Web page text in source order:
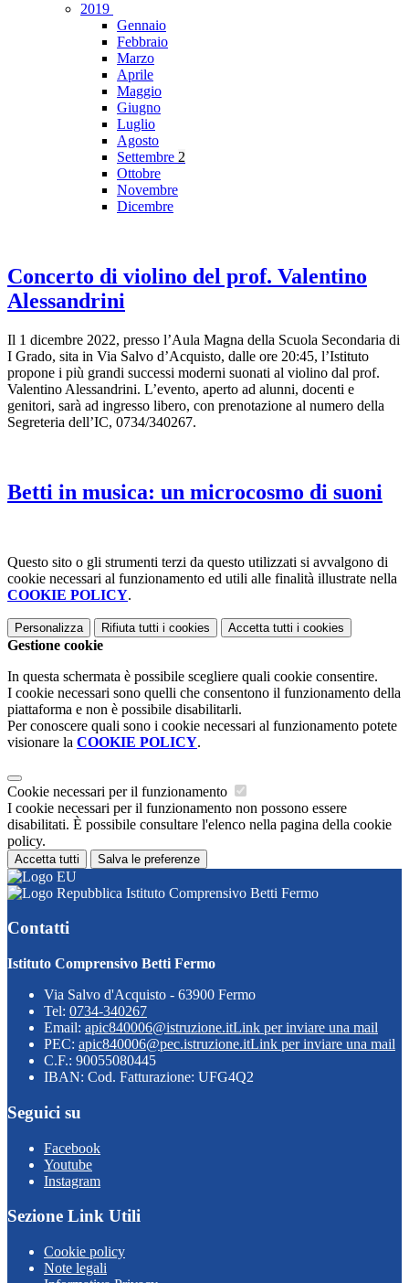
2019
Gennaio
Febbraio
Marzo
Aprile
Maggio
Giugno
Luglio
Agosto
Settembre 2
Ottobre
Novembre
Dicembre
Concerto di violino del prof. Valentino
Alessandrini
Il 1 dicembre 2022, presso l’Aula Magna della Scuola Secondaria di
I Grado, sita in Via Salvo d’Acquisto, dalle ore 20:45, l’Istituto
propone i più grandi successi moderni suonati al violino dal prof.
Valentino Alessandrini. L’evento, aperto ad alunni, docenti e
genitori, sarà ad ingresso libero, con prenotazione al numero della
Segreteria dell’IC, 0734/340267.
Betti in musica: un microcosmo di suoni
Questo sito o gli strumenti terzi da questo utilizzati si avvalgono di
cookie necessari al funzionamento ed utili alle finalità illustrate nella
COOKIE POLICY.
Personalizza Rifiuta tutti i cookies Accetta tutti i cookies
Gestione cookie
In questa schermata è possibile scegliere quali cookie consentire.
I cookie necessari sono quelli che consentono il funzionamento della
piattaforma e non è possibile disabilitarli.
Per conoscere quali sono i cookie necessari al funzionamento potete
visionare la COOKIE POLICY.
Cookie necessari per il funzionamento
I cookie necessari per il funzionamento non possono essere
disabilitati. È possibile consultare l'elenco nella pagina della cookie
policy.
Accetta tutti Salva le preferenze
Istituto Comprensivo Betti Fermo
Contatti
Istituto Comprensivo Betti Fermo
Via Salvo d'Acquisto - 63900 Fermo
Tel: 0734-340267
Email: apic840006@istruzione.itLink per inviare una mail
PEC: apic840006@pec.istruzione.itLink per inviare una mail
C.F.: 90055080445
IBAN: Cod. Fatturazione: UFG4Q2
Seguici su
Facebook
Youtube
Instagram
Sezione Link Utili
Cookie policy
Note legali